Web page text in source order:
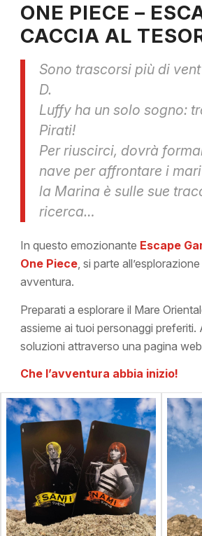
ONE PIECE –
CACCIA AL
Sono trascorsi più di
D.
Luffy ha un solo sogno:
Pirati!
Per riuscirci, dovrà
nave per affrontare i
la Marina è sulle sue
ricerca…
In questo emozionante Escape
One Piece, si parte
avventura.
Preparati a esplorare il Mare
assieme ai tuoi personaggi
soluzioni attraverso una pagina
Che l’avventura abbia inizio!